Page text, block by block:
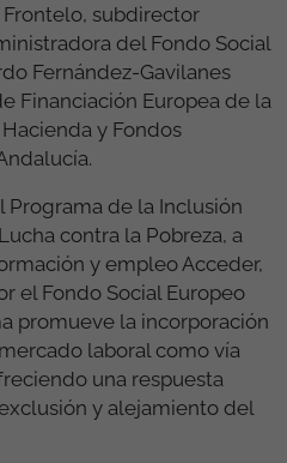
subdirector
del Fondo Social
Fernández-Gavilanes
Financiación Europea de la
y Fondos
Programa de la Inclusión
contra la Pobreza, a
y empleo Acceder,
el Fondo Social Europeo
promueve la incorporación
laboral como vía
una respuesta
y alejamiento del